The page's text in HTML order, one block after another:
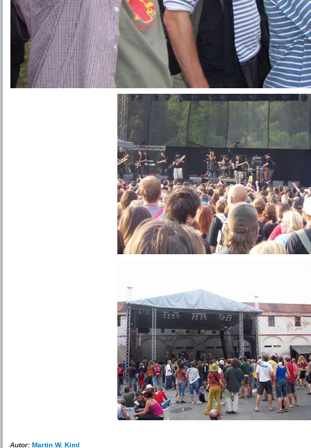
Autor:Martin W. Kiml